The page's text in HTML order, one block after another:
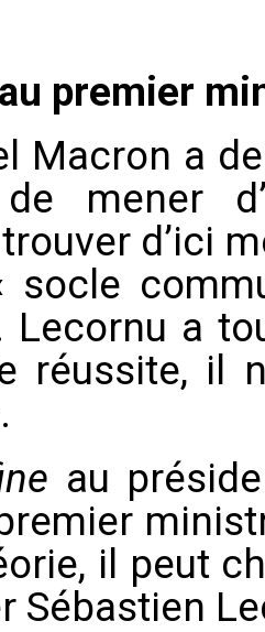
premier
Macron a
mener
d’ici
socle
Lecornu a
réussite, il
au
il peut
Sébastien